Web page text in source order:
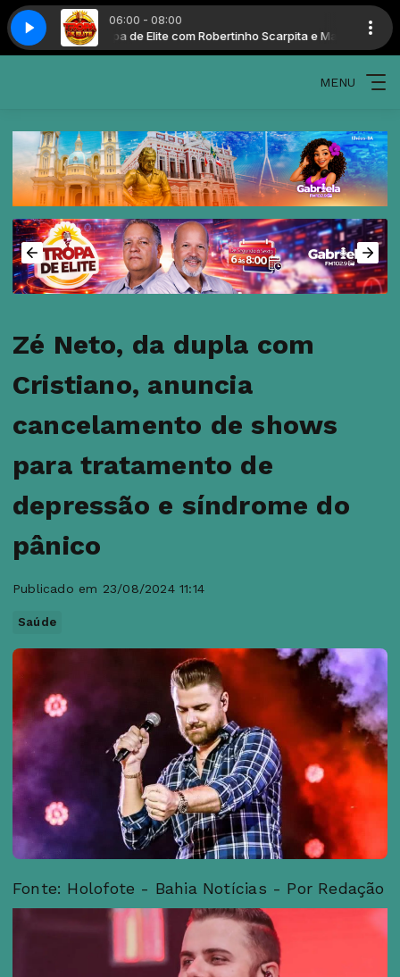
06:00 - 08:00
Tropa de Elite com Robertinho Scarpita e Marinho
MENU
Zé Neto, da dupla com
Cristiano, anuncia
cancelamento de shows
para tratamento de
depressão e síndrome do
pânico
Publicado em 23/08/2024 11:14
Saúde
Fonte: Holofote - Bahia Notícias - Por Redação